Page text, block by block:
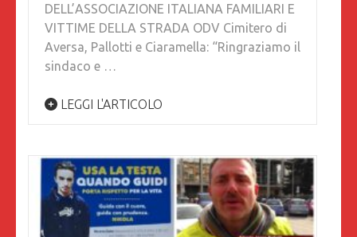
DELL’ASSOCIAZIONE ITALIANA FAMILIARI E
VITTIME DELLA STRADA ODV Cimitero di
Aversa, Pallotti e Ciaramella: “Ringraziamo il
sindaco e …
LEGGI L'ARTICOLO